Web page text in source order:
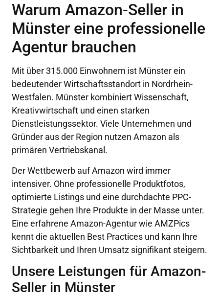
Warum Amazon-Seller in
Münster eine professionelle
Agentur brauchen
Mit über 315.000 Einwohnern ist Münster ein
bedeutender Wirtschaftsstandort in Nordrhein-
Westfalen. Münster kombiniert Wissenschaft,
Kreativwirtschaft und einen starken
Dienstleistungssektor. Viele Unternehmen und
Gründer aus der Region nutzen Amazon als
primären Vertriebskanal.
Der Wettbewerb auf Amazon wird immer
intensiver. Ohne professionelle Produktfotos,
optimierte Listings und eine durchdachte PPC-
Strategie gehen Ihre Produkte in der Masse unter.
Eine erfahrene Amazon-Agentur wie AMZPics
kennt die aktuellen Best Practices und kann Ihre
Sichtbarkeit und Ihren Umsatz signifikant steigern.
Unsere Leistungen für Amazon-
Seller in Münster